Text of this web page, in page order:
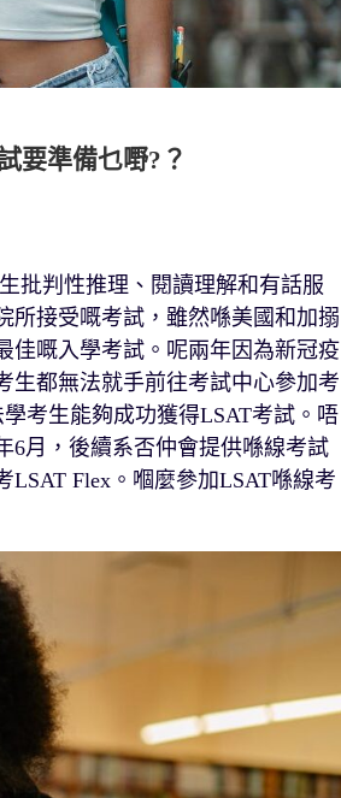
要準備乜嘢?？
批判性推理、閱讀理解和有話服
所接受嘅考試，雖然喺美國和加搦
佳嘅入學考試。呢兩年因為新冠疫
生都無法就手前往考試中心參加考
考生能夠成功獲得LSAT考試。唔
6月，後續系否仲會提供喺線考試
Flex。嗰麼參加LSAT喺線考